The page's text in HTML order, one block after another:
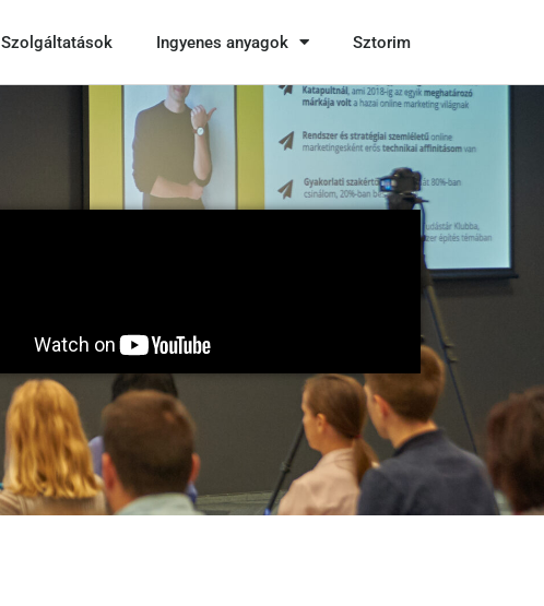
Szolgáltatások Ingyenes anyagok Sztorim